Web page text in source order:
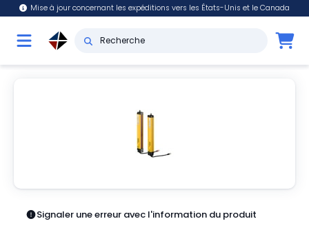
Mise à jour concernant les expéditions vers les États-Unis et le Canada
Signaler une erreur avec l'information du produit